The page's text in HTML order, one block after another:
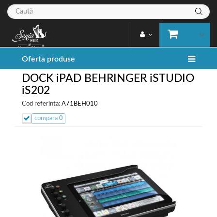
Oferta produse
DOCK iPAD BEHRINGER iSTUDIO
iS202
Cod referinta: A71BEH010
compara 0